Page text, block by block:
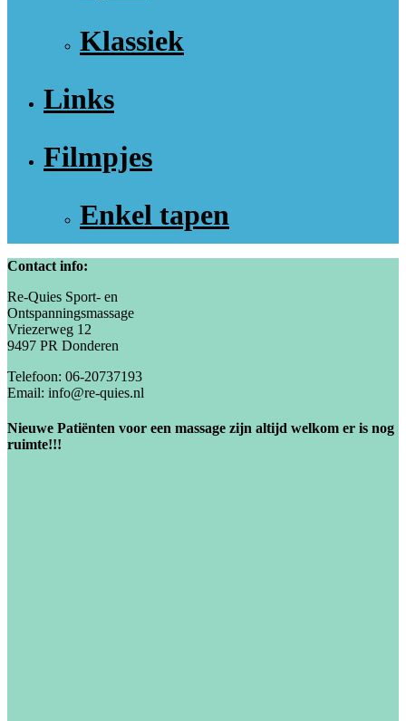
Klassiek
Links
Filmpjes
Enkel tapen
Contact info:
Re-Quies Sport- en
Ontspanningsmassage
Vriezerweg 12
9497 PR Donderen
Telefoon: 06-20737193
Email: info@re-quies.nl
Nieuwe Patiënten voor een massage zijn altijd welkom er is nog
ruimte!!!